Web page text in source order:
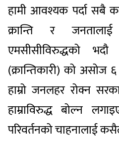
हामी आवश्यक पर्दा सबै
क्रान्ति र
एमसीसीविरुद्धको
(क्रान्तिकारी) को असोज
हाम्रो जनलहर रोक्न
हाम्राविरुद्ध बोल्न
परिवर्तनको चाहनालाई